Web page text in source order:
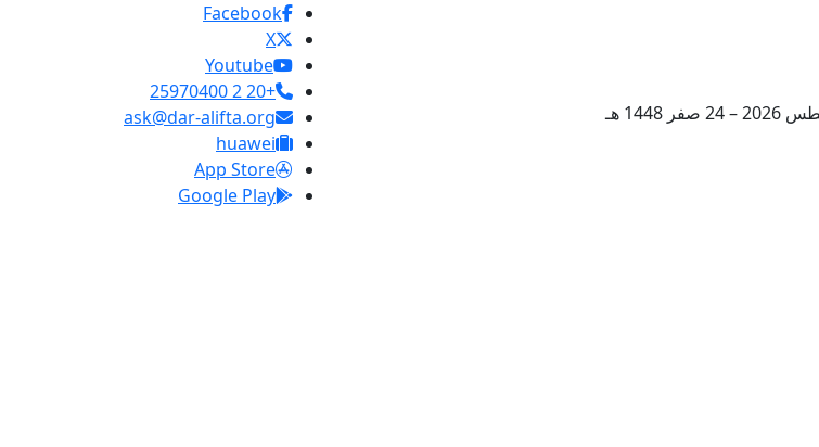
Facebook
X
Youtube
+20 2 25970400
ask@dar-alifta.org
huawei
App Store
Google Play